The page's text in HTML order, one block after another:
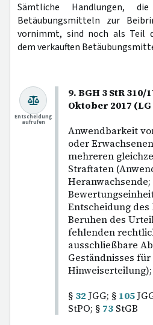
Sämtliche Handlungen,
Betäubungsmitteln zur
vornimmt, sind noch als Teil
dem verkauften
9. BGH 3 StR 310/
Oktober 2017
Anwendbarkeit
oder
mehreren
Straftaten
Entscheidung des
Beruhen des
fehlenden
ausschließbare
Geständnisses
§ 32 JGG; § 105
StPO; § 73 StGB
Entscheidung
aufrufen